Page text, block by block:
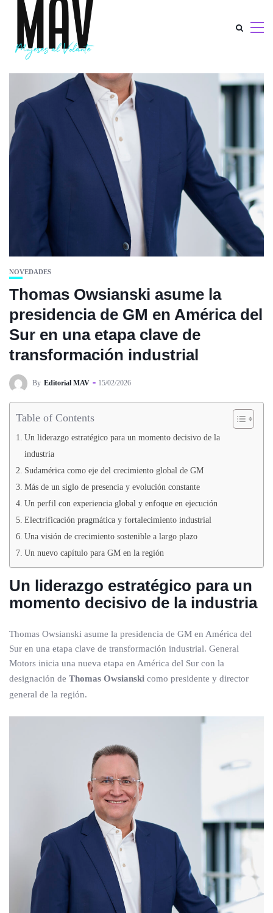
NOVEDADES
Thomas Owsianski asume la
presidencia de GM en América del
Sur en una etapa clave de
transformación industrial
By Editorial MAV 15/02/2026
Table of Contents
Un liderazgo estratégico para un momento decisivo de la
industria
Sudamérica como eje del crecimiento global de GM
Más de un siglo de presencia y evolución constante
Un perfil con experiencia global y enfoque en ejecución
Electrificación pragmática y fortalecimiento industrial
Una visión de crecimiento sostenible a largo plazo
Un nuevo capítulo para GM en la región
Un liderazgo estratégico para un
momento decisivo de la industria
Thomas Owsianski asume la presidencia de GM en América del
Sur en una etapa clave de transformación industrial. General
Motors inicia una nueva etapa en América del Sur con la
designación de Thomas Owsianski como presidente y director
general de la región.